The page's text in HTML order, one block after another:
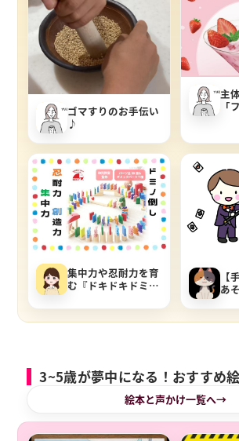
ゴマすりのお手伝い
♪
主
「
集中力や忍耐力を育
む『ドキドキドミ
トにも！
【
あ
3~5歳が夢中になる！おすすめ
絵本と声かけ一覧へ